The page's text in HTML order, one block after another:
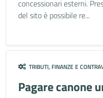
concessionari esterni.
del sito è possibile re...
TRIBUTI, FINANZE E
Pagare canone